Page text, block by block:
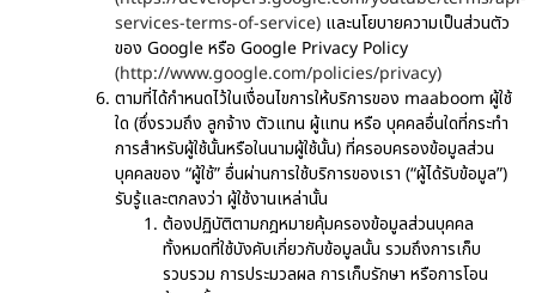
services-terms-of-service) และนโยบายความเป็นส่วนตัว
ของ Google หรือ Google Privacy Policy
(http://www.google.com/policies/privacy)
ตามที่ได้กำหนดไว้ในเงื่อนไขการให้บริการของ maaboom ผู้ใช้
ใด (ซึ่งรวมถึง ลูกจ้าง ตัวแทน ผู้แทน หรือ บุคคลอื่นใดที่กระทำ
การสำหรับผู้ใช้นั้นหรือในนามผู้ใช้นั้น) ที่ครอบครองข้อมูลส่วน
บุคคลของ “ผู้ใช้” อื่นผ่านการใช้บริการของเรา (“ผู้ได้รับข้อมูล”)
รับรู้และตกลงว่า ผู้ใช้งานเหล่านั้น
ต้องปฏิบัติตามกฎหมายคุ้มครองข้อมูลส่วนบุคคล
ทั้งหมดที่ใช้บังคับเกี่ยวกับข้อมูลนั้น รวมถึงการเก็บ
รวบรวม การประมวลผล การเก็บรักษา หรือการโอน